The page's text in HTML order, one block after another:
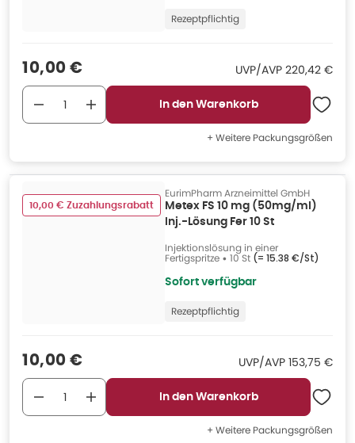
Rezeptpflichtig
Verkaufspreis
10,00 € UVP/AVP UVP/AVP:
220,42 €
In den Warenkorb
+ Weitere Packungsgrößen
10,00 € Zuzahlungsrabatt
EurimPharm Arzneimittel GmbH
Metex FS 10 mg (50mg/ml)
Inj.-Lösung Fer 10 St
Injektionslösung in einer
Fertigspritze • 10 St (= 15.38 €/St)
Sofort verfügbar
Rezeptpflichtig
Verkaufspreis
10,00 € UVP/AVP UVP/AVP
153,75 €
In den Warenkorb
+ Weitere Packungsgrößen